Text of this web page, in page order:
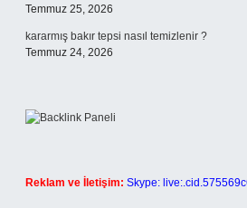
Temmuz 25, 2026
kararmış bakır tepsi nasıl temizlenir ?
Temmuz 24, 2026
Reklam ve İletişim: Skype: